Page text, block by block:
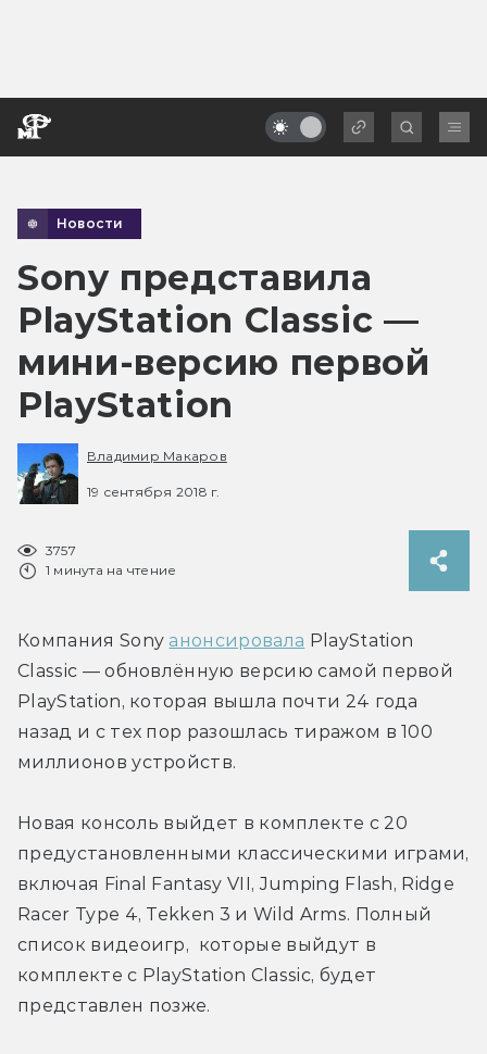
Новости
Sony представила
PlayStation Classic —
мини-версию первой
PlayStation
Владимир Макаров
19 сентября 2018 г.
3757
1 минута на чтение
Компания Sony анонсировала PlayStation
Classic — обновлённую версию самой первой
PlayStation, которая вышла почти 24 года
назад и с тех пор разошлась тиражом в 100
миллионов устройств.
Новая консоль выйдет в комплекте с 20
предустановленными классическими играми,
включая Final Fantasy VII, Jumping Flash, Ridge
Racer Type 4, Tekken 3 и Wild Arms. Полный
список видеоигр,  которые выйдут в
комплекте с PlayStation Classic, будет
представлен позже.